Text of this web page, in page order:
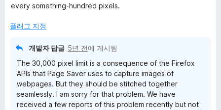
every something-hundred pixels.
플래그 지정
개발자 답글 5년 전에 게시됨
The 30,000 pixel limit is a consequence of the Firefox
APIs that Page Saver uses to capture images of
webpages. But they should be stitched together
seamlessly. I am sorry for that problem. We have
received a few reports of this problem recently but not